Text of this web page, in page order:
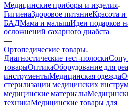
Медицинские приборы и изделия
ГигиенаЗдоровое питаниеКрасота и
БАДМама и малышИдеи подарков
осложнений сахарного диабета
—
Ортопедические товары
Диагностические тест-полоски
товарыОптикаОборудование для
инструментыМедицинская одежда
стерилизации медицинских
медицинские материалы
техникаМедицинские товары для